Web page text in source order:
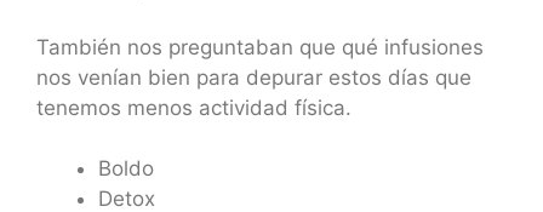
También nos preguntaban que qué infusiones
nos venían bien para depurar estos días que
tenemos menos actividad física.
Boldo
Detox